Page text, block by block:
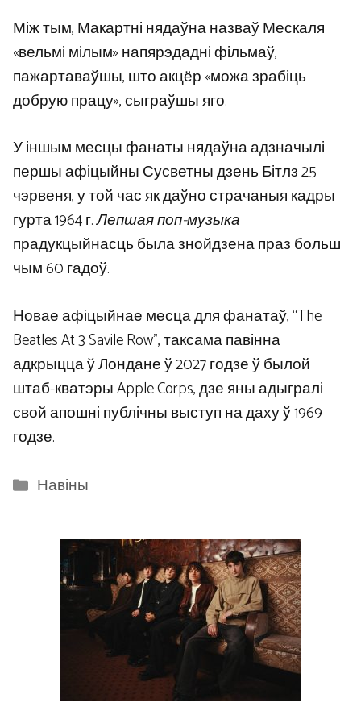
Між тым, Макартні нядаўна назваў Мескаля
«вельмі мілым» напярэдадні фільмаў,
пажартаваўшы, што акцёр «можа зрабіць
добрую працу», сыграўшы яго.
У іншым месцы фанаты нядаўна адзначылі
першы афіцыйны Сусветны дзень Бітлз 25
чэрвеня, у той час як даўно страчаныя кадры
гурта 1964 г.Лепшая поп-музыка
прадукцыйнасць была знойдзена праз больш
чым 60 гадоў.
Новае афіцыйнае месца для фанатаў, “The
Beatles At 3 Savile Row”, таксама павінна
адкрыцца ў Лондане ў 2027 годзе ў былой
штаб-кватэры Apple Corps, дзе яны адыгралі
свой апошні публічны выступ на даху ў 1969
годзе.
Categories
Навіны